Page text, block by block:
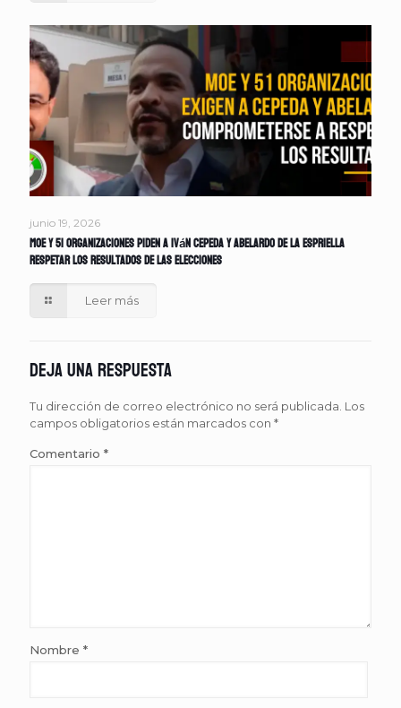
junio 19, 2026
MOE y 51 organizaciones piden a Iván Cepeda y Abelardo de la Espriella
respetar los resultados de las elecciones
Leer más
Deja una respuesta
Tu dirección de correo electrónico no será publicada. Los
campos obligatorios están marcados con *
Comentario *
Nombre *